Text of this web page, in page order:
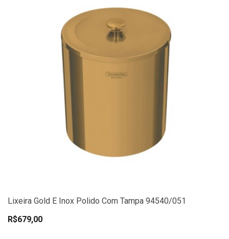
Lixeira Gold E Inox Polido Com Tampa 94540/051
R$679,00